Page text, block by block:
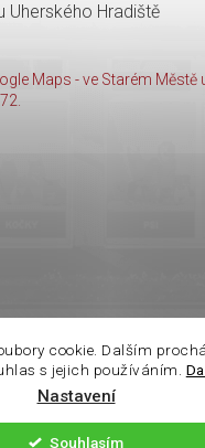
cookie. Dalším
s jejich používáním.
Nastavení
Souhlasím
zákazníci. Ve
6.8 je na
Uherského Hradiště
Maps - ve Starém Městě
Wasco. Všechna